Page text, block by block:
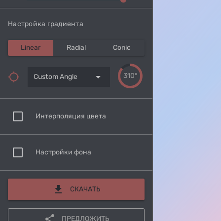
Настройка градиента
Linear Radial Conic
Custom Angle arrow_drop_down 310°
Интерполяция цвета
Настройки фона
download СКАЧАТЬ
ПРЕДЛОЖИТЬ